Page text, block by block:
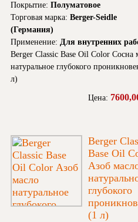
Покрытие: Полуматовое
Торговая марка: Berger-Seidle
(Германия)
Применение: Для внутренних
Berger Classic Base Oil Color Сосна
натуральное глубокого
л)
Цена:
Berger
Base Oil
Азоб
глубокого
(1 л)